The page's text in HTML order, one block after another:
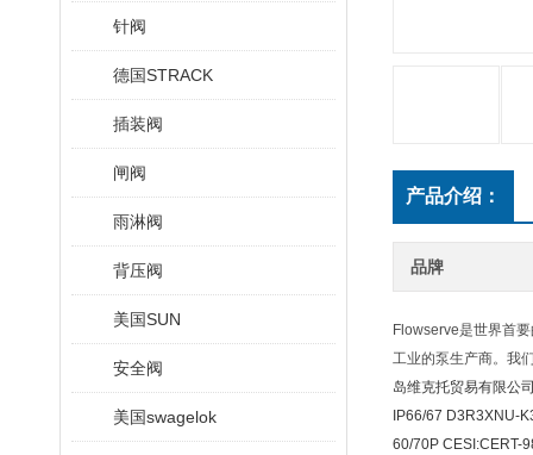
针阀
德国STRACK
插装阀
闸阀
雨淋阀
背压阀
美国SUN
安全阀
美国swagelok
产品介绍：
品牌
Flowserve是世界首
工业的泵生产商。我
岛维克托贸易有限公
IP66/67 D3R3XNU-
60/70P CESI:CERT-